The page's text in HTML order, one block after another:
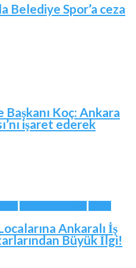
Belediye Spor’a ceza
Koç: Ankara
işaret ederek
Ankaralı İş
Büyük İlgi!